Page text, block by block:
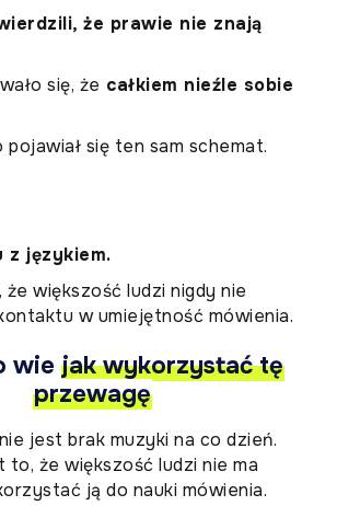
że prawie nie znają
się, że całkiem nieźle sobie
się ten sam schemat.
z językiem.
większość ludzi nigdy nie
w umiejętność mówienia.
wie jak wykorzystać tę
przewagę
jest brak muzyki na co dzień.
to, że większość ludzi nie ma
ją do nauki mówienia.